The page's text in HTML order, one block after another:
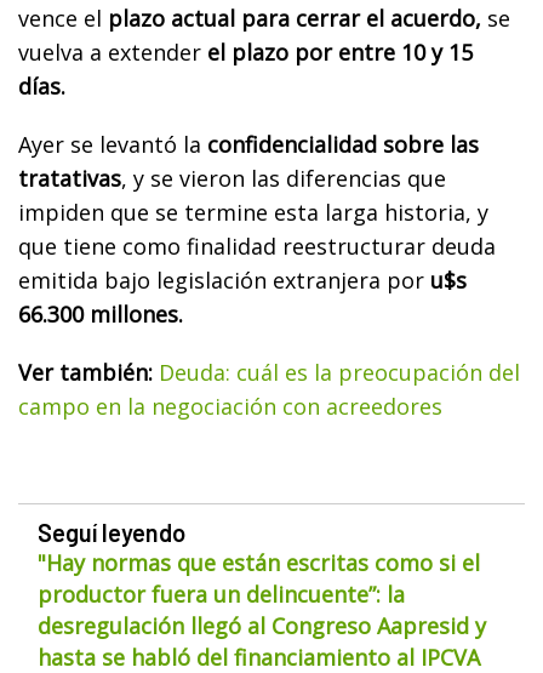
vence el plazo actual para cerrar el acuerdo, se
vuelva a extender el plazo por entre 10 y 15
días.
Ayer se levantó la confidencialidad sobre las
tratativas, y se vieron las diferencias que
impiden que se termine esta larga historia, y
que tiene como finalidad reestructurar deuda
emitida bajo legislación extranjera por u$s
66.300 millones.
Ver también: Deuda: cuál es la preocupación del
campo en la negociación con acreedores
Seguí leyendo
"Hay normas que están escritas como si el
productor fuera un delincuente”: la
desregulación llegó al Congreso Aapresid y
hasta se habló del financiamiento al IPCVA